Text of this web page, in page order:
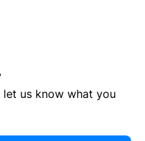
us know what you